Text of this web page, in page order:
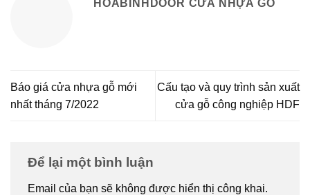
HOABINHDOOR CỬA NHỰA GỖ
Báo giá cửa nhựa gỗ mới
nhất tháng 7/2022
Cấu tạo và quy trình sản xuất
cửa gỗ công nghiệp HDF
Để lại một bình luận
Email của bạn sẽ không được hiển thị công khai.